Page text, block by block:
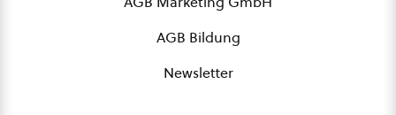
AGB Bildung
Newsletter